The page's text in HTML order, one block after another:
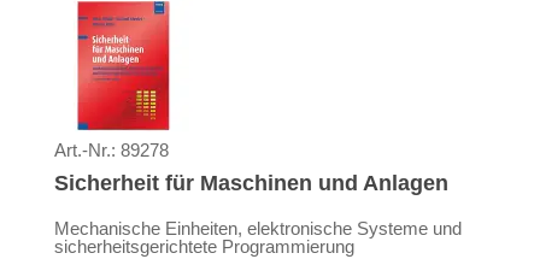
Art.-Nr.: 89278
Sicherheit für Maschinen und Anlagen
Mechanische Einheiten, elektronische Systeme und
sicherheitsgerichtete Programmierung